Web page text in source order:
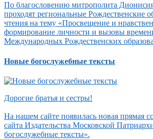
По благословению митрополита
проходят региональные Рождественские
чтения на тему «Просвещение и
формирование личности и вызовы
Международных Рождественских
Новые богослужебные тексты
Дорогие братья и сестры!
На нашем сайте появилась новая прямая
сайта Издательства Московской
богослужебные тексты».